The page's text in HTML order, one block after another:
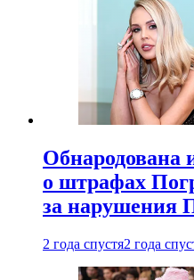
Обнародована
о штрафах
за нарушения
2 года спустя2 года